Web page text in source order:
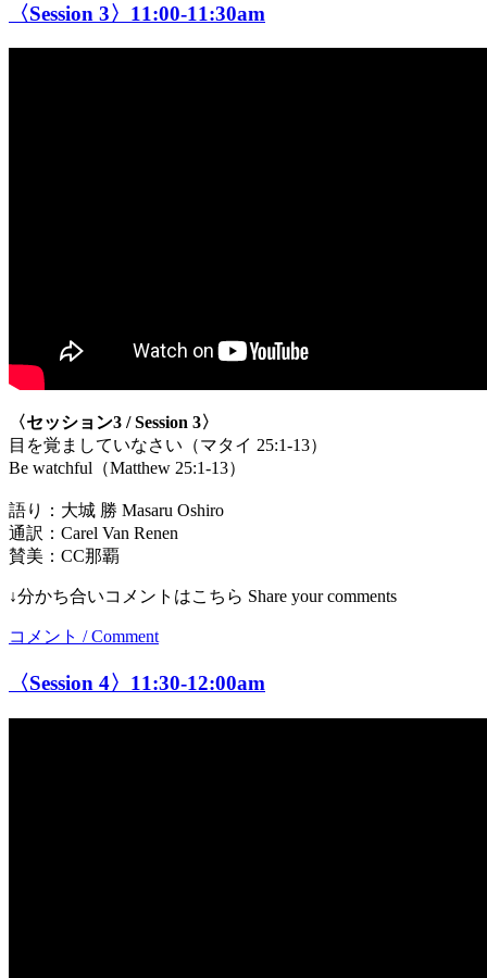
〈Session 3〉11:00-11:30am
〈セッション3 / Session 3〉
目を覚ましていなさい（マタイ 25:1-13）
Be watchful（Matthew 25:1-13）
語り：大城 勝 Masaru Oshiro
通訳：Carel Van Renen
賛美：CC那覇
↓分かち合いコメントはこちら Share your comments
コメント / Comment
〈Session 4〉11:30-12:00am